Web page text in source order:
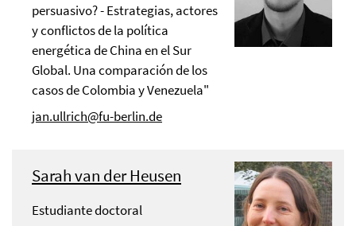
persuasivo? - Estrategias, actores
y conflictos de la política
energética de China en el Sur
Global. Una comparación de los
casos de Colombia y Venezuela"
jan.ullrich@fu-berlin.de
Sarah van der Heusen
Estudiante doctoral